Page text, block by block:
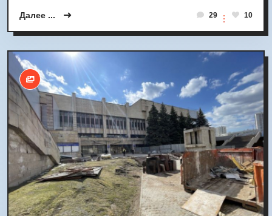
Далее ... 29 10